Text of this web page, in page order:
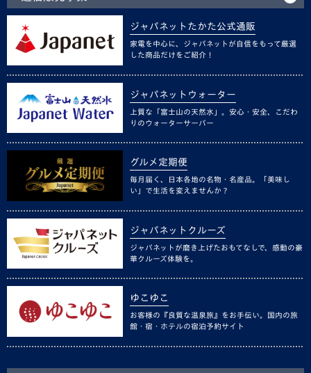
ジャパネットたかた公式通販
家電を中心に、ジャパネットが自信をもって厳選
した商品だけをご紹介！
ジャパネットウォーター
上質な「富士山の天然水」。安心・安全、こだわ
りのウォーターサーバー
グルメ定期便
毎月届く、日本各地の名物・名産品。「美味し
い」で生活を変えませんか？
ジャパネットクルーズ
ジャパネットが磨き上げたおもてなしで、感動の豪
華クルーズ体験を。
ゆこゆこ
お客様の『良質な温泉旅』をお手伝い。国内の旅
館・宿・ホテルの宿泊予約サイト